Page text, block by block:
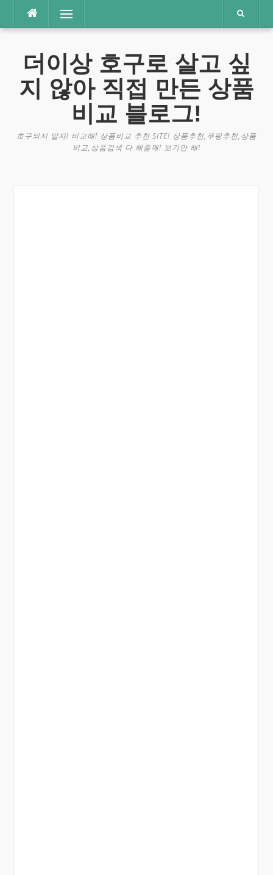
츠
메뉴
더이상 호구로 살고 싶
지 않아 직접 만든 상품
비교 블로그!
호구되지 말자! 비교해! 상품비교 추천 SITE! 상품추천,쿠팡추천,상품
비교,상품검색 다 해줄께! 보기만 해!